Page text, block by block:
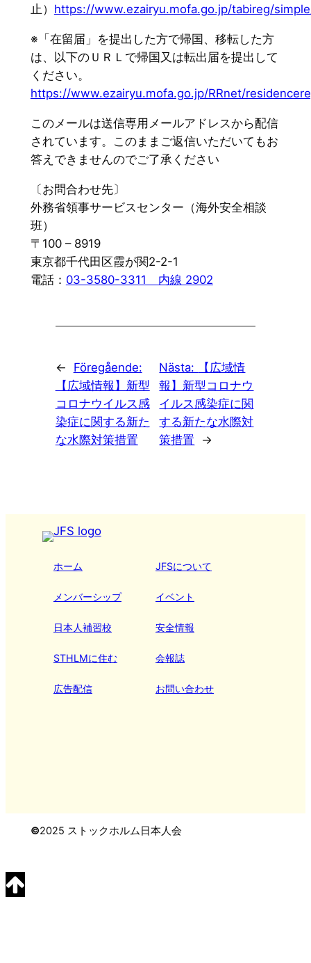
止） https://www.ezairyu.mofa.go.jp/tabireg/
※「在留届」を提出した方で帰国、移転した方
は、以下のＵＲＬで帰国又は転出届を提出して
ください。
https://www.ezairyu.mofa.go.jp/RRnet/
このメールは送信専用メールアドレスから配信
されています。このままご返信いただいてもお
答えできませんのでご了承ください
〔お問合わせ先〕
外務省領事サービスセンター（海外安全相談
班）
〒100 – 8919
東京都千代田区霞が関2-2-1
電話： 03-3580-3311 内線 2902
←
Föregående:
【広域情報】新型
コロナウイルス感
染症に関する新た
な水際対策措置
Nästa:
【広域情
報】新型コロナウ
イルス感染症に関
する新たな水際対
策措置
→
ホーム
メンバーシップ
日本人補習校
STHLMに住む
広告配信
JFSについて
イベント
安全情報
会報誌
お問い合わせ
©2025 ストックホルム日本人会